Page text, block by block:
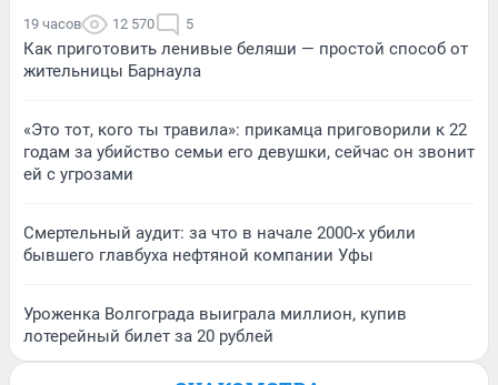
19 часов 12 570 5
Как приготовить ленивые беляши — простой способ от
жительницы Барнаула
«Это тот, кого ты травила»: прикамца приговорили к 22
годам за убийство семьи его девушки, сейчас он звонит
ей с угрозами
Смертельный аудит: за что в начале 2000-х убили
бывшего главбуха нефтяной компании Уфы
Уроженка Волгограда выиграла миллион, купив
лотерейный билет за 20 рублей